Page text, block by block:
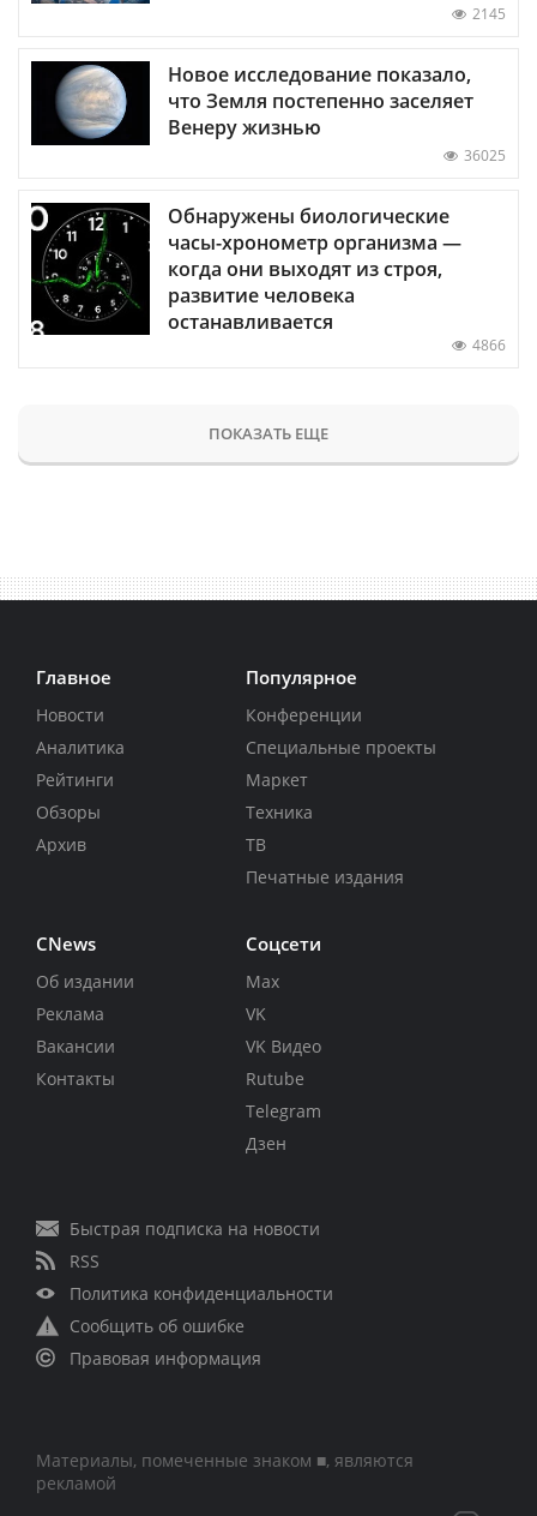
2145
Новое исследование показало,
что Земля постепенно заселяет
Венеру жизнью
36025
Обнаружены биологические
часы-хронометр организма —
когда они выходят из строя,
развитие человека
останавливается
4866
ПОКАЗАТЬ ЕЩЕ
Главное
Новости
Аналитика
Рейтинги
Обзоры
Архив
Популярное
Конференции
Специальные проекты
Маркет
Техника
ТВ
Печатные издания
CNews
Об издании
Реклама
Вакансии
Контакты
Соцсети
Max
VK
VK Видео
Rutube
Telegram
Дзен
Быстрая подписка на новости
RSS
Политика конфиденциальности
Сообщить об ошибке
Правовая информация
Материалы, помеченные знаком ■, являются
рекламой